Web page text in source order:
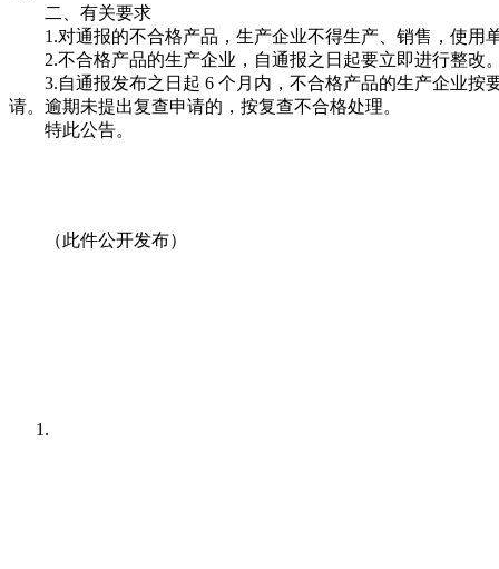
二、有关要求
1.对通报的不合格产品，生产企业不得生产、销售，使用
2.不合格产品的生产企业，自通报之日起要立即进行整改
3.自通报发布之日起 6 个月内，不合格产品的生产企业按
请。逾期未提出复查申请的，按复查不合格处理。
特此公告。
（此件公开发布）